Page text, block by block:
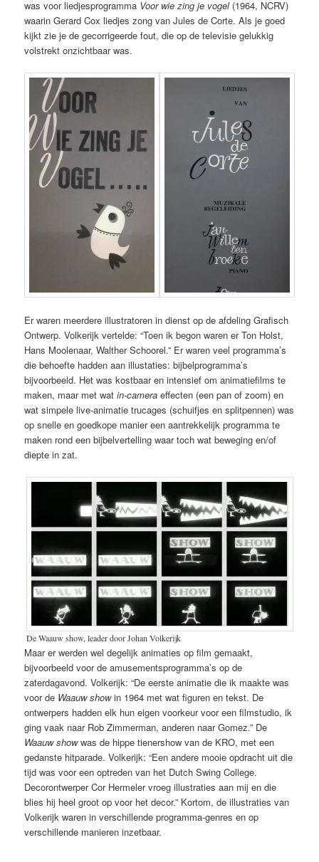
was voor liedjesprogramma Voor wie zing je vogel(1964, NCRV)
waarin Gerard Cox liedjes zong van Jules de Corte. Als je goed
kijkt zie je de gecorrigeerde fout, die op de televisie gelukkig
volstrekt onzichtbaar was.
Er waren meerdere illustratoren in dienst op de afdeling Grafisch
Ontwerp. Volkerijk vertelde: “Toen ik begon waren er Ton Holst,
Hans Moolenaar, Walther Schoorel.” Er waren veel programma’s
die behoefte hadden aan illustaties: bijbelprogramma’s
bijvoorbeeld. Het was kostbaar en intensief om animatiefilms te
maken, maar met watin-cameraeffecten (een pan of zoom) en
wat simpele live-animatie trucages (schuifjes en splitpennen) was
op snelle en goedkope manier een aantrekkelijk programma te
maken rond een bijbelvertelling waar toch wat beweging en/of
diepte in zat.
De Waauw show, leader door Johan Volkerijk
Maar er werden wel degelijk animaties op film gemaakt,
bijvoorbeeld voor de amusementsprogramma’s op de
zaterdagavond. Volkerijk: “De eerste animatie die ik maakte was
voor de Waauw showin 1964 met wat figuren en tekst. De
ontwerpers hadden elk hun eigen voorkeur voor een filmstudio, ik
ging vaak naar Rob Zimmerman, anderen naar Gomez.” De
Waauw showwas de hippe tienershow van de KRO, met een
gedanste hitparade. Volkerijk: “Een andere mooie opdracht uit die
tijd was voor een optreden van het Dutch Swing College.
Decorontwerper Cor Hermeler vroeg illustraties aan mij en die
blies hij heel groot op voor het decor.” Kortom, de illustraties van
Volkerijk waren in verschillende programma-genres en op
verschillende manieren inzetbaar.